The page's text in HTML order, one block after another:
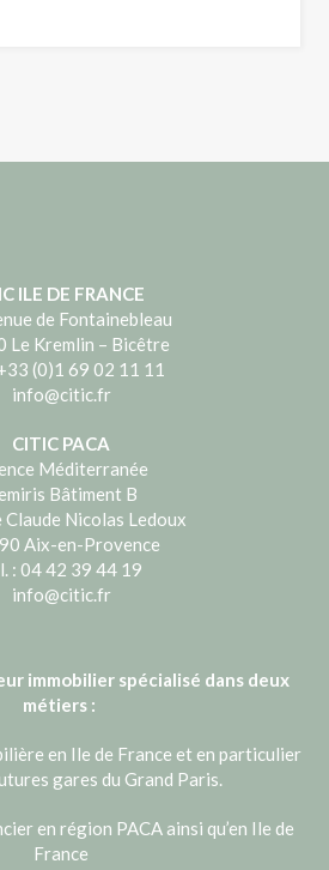
ILE DE FRANCE
de Fontainebleau
Le Kremlin – Bicêtre
(0)1 69 02 11 11
info@citic.fr
CITIC PACA
Méditerranée
Bâtiment B
Claude Nicolas Ledoux
Aix-en-Provence
: 04 42 39 44 19
info@citic.fr
immobilier spécialisé dans deux
métiers :
en Ile de France et en particulier
gares du Grand Paris.
en région PACA ainsi qu’en Ile de
France